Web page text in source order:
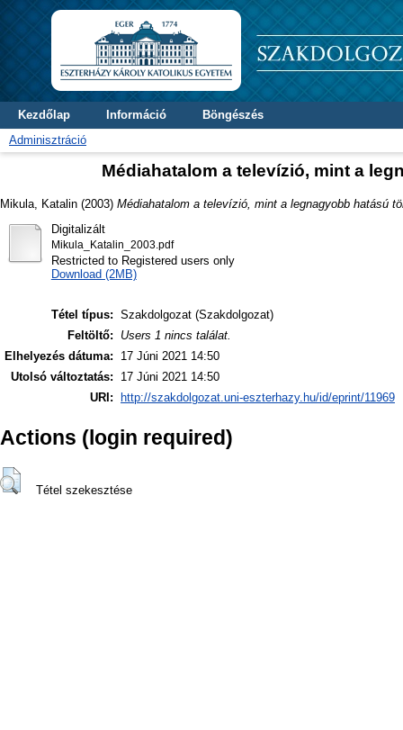
Kezdőlap Információ
Böngészés
Adminisztráció
Médiahatalom a televízió, mint a
Mikula, Katalin (2003) Médiahatalom a televízió, mint a legnagyobb hatású
Digitalizált
Mikula_Katalin_2003.pdf
Restricted to Registered users only
Download (2MB)
Tétel típus: Szakdolgozat (Szakdolgozat)
Feltöltő:
Users 1 nincs találat.
Elhelyezés dátuma:
17 Júni 2021 14:50
Utolsó változtatás:
17 Júni 2021 14:50
URI:
http://szakdolgozat.uni-eszterhazy.hu/id/eprint/11969
Actions (login required)
Tétel szekesztése